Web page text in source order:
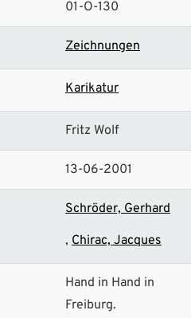
01-O-130
Zeichnungen
Karikatur
Fritz Wolf
13-06-2001
Schröder, Gerhard
Chirac, Jacques
Hand in Hand in
Freiburg.